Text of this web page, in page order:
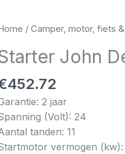
/ Camper, motor, fiets
John
452.72
2 jaar
(Volt): 24
tanden: 11
vermogen (kw):